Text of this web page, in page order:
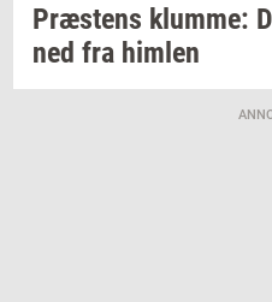
Præ­stens klum­me:
ned fra him­len